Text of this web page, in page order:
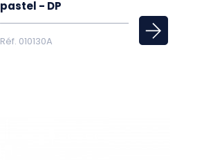
pastel - DP
Réf. 010130A